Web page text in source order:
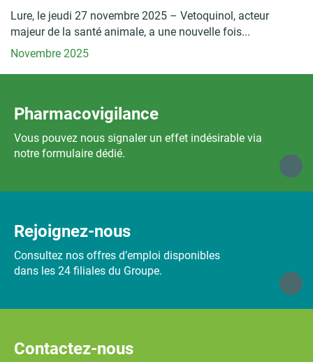
Lure, le jeudi 27 novembre 2025 – Vetoquinol, acteur
majeur de la santé animale, a une nouvelle fois...
Novembre 2025
Pharmacovigilance
Vous pouvez nous signaler un effet indésirable via
notre formulaire dédié.
Rejoignez-nous
Consultez nos offres d’emploi disponibles
dans les 24 filiales du Groupe.
Contactez-nous